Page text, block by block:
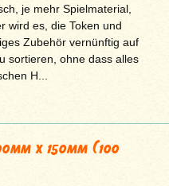
je mehr Spielmaterial,
wird es, die Token und
Zubehör vernünftig auf
sortieren, ohne dass alles
H...
x 150mm (100